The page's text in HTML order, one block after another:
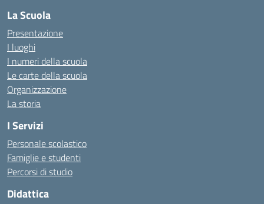
La Scuola
Presentazione
I luoghi
I numeri della scuola
Le carte della scuola
Organizzazione
La storia
I Servizi
Personale scolastico
Famiglie e studenti
Percorsi di studio
Didattica